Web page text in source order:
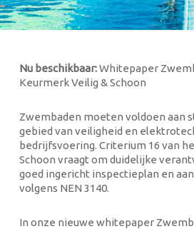
Nu beschikbaar:Whitepaper
Keurmerk Veilig & Schoon
Zwembaden moeten voldoen aan
gebied van veiligheid en
bedrijfsvoering. Criterium 16 van
Schoon vraagt om duidelijke
goed ingericht inspectieplan en
volgens NEN 3140.
In onze nieuwe whitepaper